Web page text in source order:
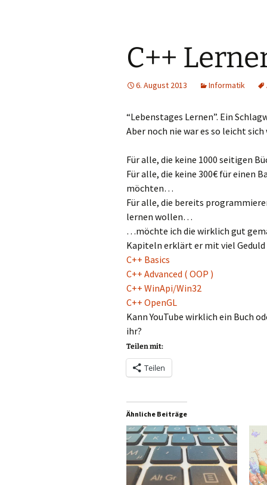
C++
6. August 2013 Informatik
“Lebenstages Lernen”. Ein
Aber noch nie war es so leicht
Für alle, die keine 1000 seitigen
Für alle, die keine 300€ für einen
möchten…
Für alle, die bereits
lernen wollen…
…möchte ich die wirklich gut
Kapiteln erklärt er mit viel Geduld
C++ Basics
C++ Advanced ( OOP )
C++ WinApi/Win32
C++ OpenGL
Kann YouTube wirklich ein Buch
ihr?
Teilen mit:
Teilen
Ähnliche Beiträge